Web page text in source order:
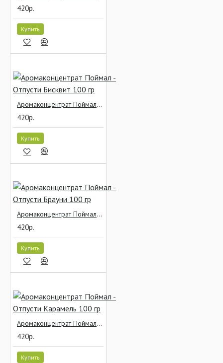
420р.
Купить
Аромаконцентрат Поймал - Отпусти Бисквит 100 гр
420р.
Купить
Аромаконцентрат Поймал - Отпусти Брауни 100 гр
420р.
Купить
Аромаконцентрат Поймал - Отпусти Карамель 100 гр
420р.
Купить